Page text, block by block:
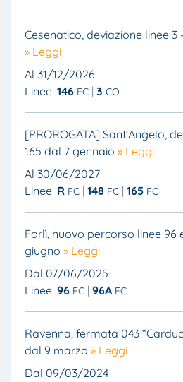
Cesenatico, deviazione linee 3
» Leggi
Al 31/12/2026
Linee: 146 FC 3 CO
[PROROGATA] Sant’Angelo,
165 dal 7 gennaio » Leggi
Al 30/06/2027
Linee: R FC 148 FC 165 FC
Forlì, nuovo percorso linee 96
giugno » Leggi
Dal 07/06/2025
Linee: 96 FC 96A FC
Ravenna, fermata 043
dal 9 marzo » Leggi
Dal 09/03/2024